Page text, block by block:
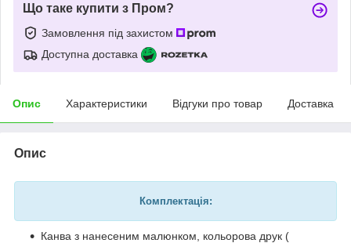
Що таке купити з Пром?
Замовлення під захистом
Доступна доставка
Опис Характеристики Відгуки про товар Доставка
Опис
Комплектація:
Канва з нанесеним малюнком, кольорова друк (